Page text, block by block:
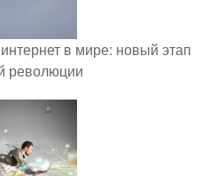
в мире: новый этап
революции